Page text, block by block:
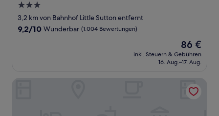
3.0-
Sterne-
Unterkunft
3,2 km von Bahnhof Little Sutton entfernt
9.2
9,2/10 Wunderbar (1.004 Bewertungen)
Der
Preis
beträgt
86 €
inkl. Steuern & Gebühren
16. Aug.–17. Aug.